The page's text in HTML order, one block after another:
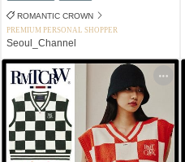
ROMANTIC CROWN
PREMIUM PERSONAL SHOPPER
Seoul_Channel